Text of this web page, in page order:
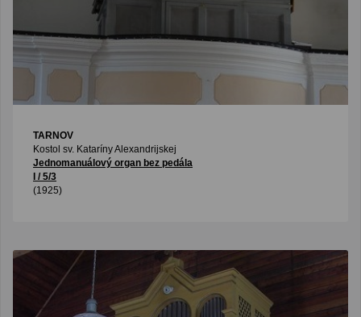
TARNOV
Kostol sv. Kataríny Alexandrijskej
Jednomanuálový organ bez pedála
I / 5/3
(1925)